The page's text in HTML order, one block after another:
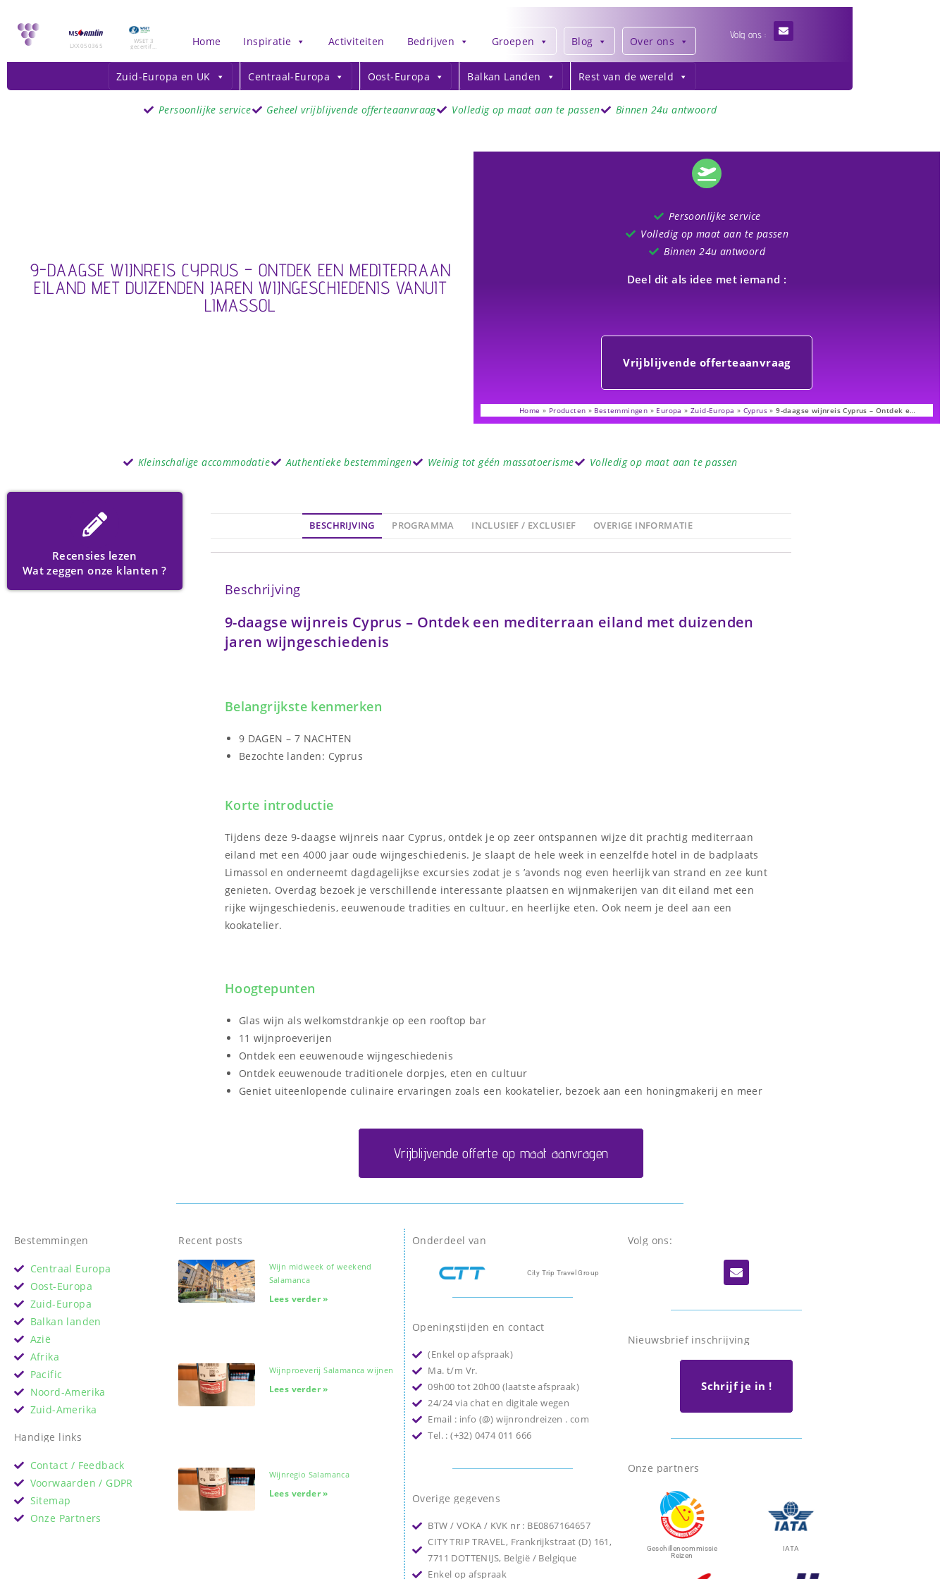
LXX050365
WSET 3
gecertific Home Inspiratie Activiteiten Bedrijven Groepen Blog Over ons Volg ons :
Zuid-Europa en UK Centraal-Europa Oost-Europa Balkan Landen Rest van de wereld
Persoonlijke service Geheel vrijblijvende offerteaanvraag Volledig op maat aan te passen Binnen 24u antwoord
9-DAAGSE WIJNREIS CYPRUS – ONTDEK EEN MEDITERRAAN
EILAND MET DUIZENDEN JAREN WIJNGESCHIEDENIS VANUIT
LIMASSOL
Persoonlijke service
Volledig op maat aan te passen
Binnen 24u antwoord
Deel dit als idee met iemand :
Vrijblijvende offerteaanvraag
Home » Producten » Bestemmingen » Europa »Zuid-Europa » Cyprus »9-daagse wijnreis Cyprus – Ontdek een
mediterraan eiland met duizenden jaren wijngeschiedenis vanuit Limassol
Kleinschalige accommodatie Authentieke bestemmingen Weinig tot géén massatoerisme Volledig op maat aan te passen
Recensies lezen
Wat zeggen onze klanten ?
BESCHRIJVING PROGRAMMA INCLUSIEF / EXCLUSIEF OVERIGE INFORMATIE
Beschrijving
9-daagse wijnreis Cyprus – Ontdek een mediterraan eiland met duizenden
jaren wijngeschiedenis
Belangrijkste kenmerken
9 DAGEN – 7 NACHTEN
Bezochte landen: Cyprus
Korte introductie
Tijdens deze 9-daagse wijnreis naar Cyprus, ontdek je op zeer ontspannen wijze dit prachtig mediterraan
eiland met een 4000 jaar oude wijngeschiedenis. Je slaapt de hele week in eenzelfde hotel in de badplaats
Limassol en onderneemt dagdagelijkse excursies zodat je s ’avonds nog even heerlijk van strand en zee kunt
genieten. Overdag bezoek je verschillende interessante plaatsen en wijnmakerijen van dit eiland met een
rijke wijngeschiedenis, eeuwenoude tradities en cultuur, en heerlijke eten. Ook neem je deel aan een
kookatelier.
Hoogtepunten
Glas wijn als welkomstdrankje op een rooftop bar
11 wijnproeverijen
Ontdek een eeuwenoude wijngeschiedenis
Ontdek eeuwenoude traditionele dorpjes, eten en cultuur
Geniet uiteenlopende culinaire ervaringen zoals een kookatelier, bezoek aan een honingmakerij en meer
Vrijblijvende offerte op maat aanvragen
Bestemmingen
Centraal Europa
Oost-Europa
Zuid-Europa
Balkan landen
Azië
Afrika
Pacific
Noord-Amerika
Zuid-Amerika
Handige links
Contact / Feedback
Voorwaarden / GDPR
Sitemap
Onze Partners
Recent posts
Wijn midweek of weekend
Salamanca
Lees verder »
Wijnproeverij Salamanca wijnen
Lees verder »
Wijnregio Salamanca
Lees verder »
Onderdeel van
City Trip Travel Group
Openingstijden en contact
(Enkel op afspraak)
Ma. t/m Vr.
09h00 tot 20h00 (laatste afspraak)
24/24 via chat en digitale wegen
Email : info (@) wijnrondreizen . com
Tel. : (+32) 0474 011 666
Overige gegevens
BTW / VOKA / KVK nr : BE0867164657
CITY TRIP TRAVEL, Frankrijkstraat (D) 161,
7711 DOTTENIJS, België / Belgique
Enkel op afspraak
Volg ons:
Nieuwsbrief inschrijving
Schrijf je in !
Onze partners
Geschillencommissie
Reizen
IATA